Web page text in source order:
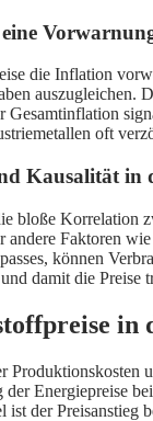
die Inflation
oft
Kausalität in
bloße Korrelation
andere Faktoren
können
damit die
Energiepreise
der